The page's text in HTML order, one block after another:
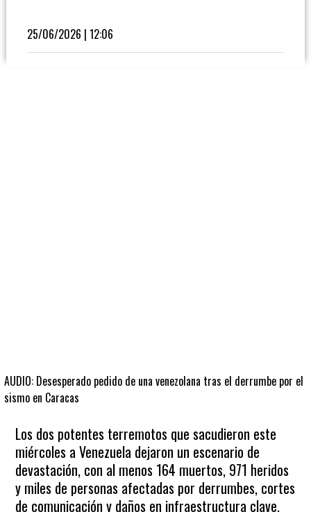
Biblioteca
25/06/2026 | 12:06
AUDIO: Desesperado pedido de una venezolana tras el derrumbe por el
sismo en Caracas
Los dos potentes terremotos que sacudieron este
miércoles a Venezuela dejaron un escenario de
devastación, con al menos 164 muertos, 971 heridos
y miles de personas afectadas por derrumbes, cortes
de comunicación y daños en infraestructura clave.